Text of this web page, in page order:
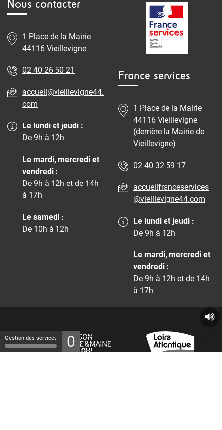
Nous contacter
1 Place de la Mairie
44116 Vieillevigne
02 40 26 50 21
accueil@vieillevigne44.
com
Le lundi et jeudi :
De 9h à 12h
Le mardi, mercredi et
vendredi :
De 9h à 12h et de 14h
à 17h
Le samedi :
De 10h à 12h
France services
1 Place de la Mairie
44116 Vieillevigne
(derrière la Mairie de
Vieillevigne)
02 40 32 59 17
accueilfranceservices
@vieillevigne44.com
Le lundi et jeudi :
De 9h à 12h
Le mardi, mercredi et
vendredi :
De 9h à 12h et de 14h
à 17h
Gestion des services 0